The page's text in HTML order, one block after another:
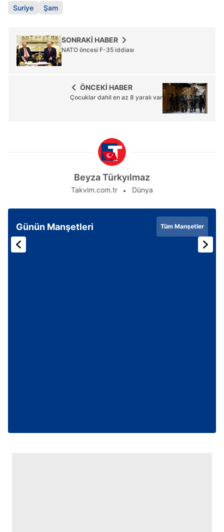
Suriye Şam
SONRAKİ HABER
NATO öncesi F-35 iddiası
ÖNCEKİ HABER
Çocuklar dahil en az 8 yaralı var
Beyza Türkyılmaz
Takvim.com.tr Dünya
Günün Manşetleri Tüm Manşetler